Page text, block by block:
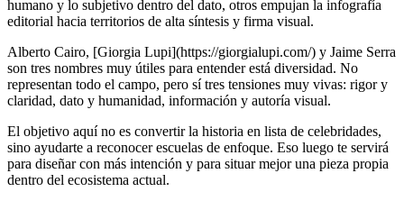
humano y lo subjetivo dentro del dato, otros empujan la infografía
editorial hacia territorios de alta síntesis y firma visual.
Alberto Cairo, [Giorgia Lupi](https://giorgialupi.com/) y Jaime Serra
son tres nombres muy útiles para entender está diversidad. No
representan todo el campo, pero sí tres tensiones muy vivas: rigor y
claridad, dato y humanidad, información y autoría visual.
El objetivo aquí no es convertir la historia en lista de celebridades,
sino ayudarte a reconocer escuelas de enfoque. Eso luego te servirá
para diseñar con más intención y para situar mejor una pieza propia
dentro del ecosistema actual.